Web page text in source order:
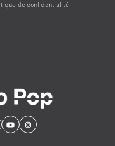
de confidentialité